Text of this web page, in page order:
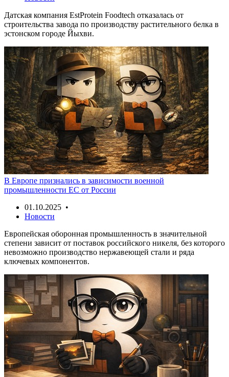
Датская компания EstProtein Foodtech отказалась от
строительства завода по производству растительного белка в
эстонском городе Йыхви.
В Европе признались в зависимости военной
промышленности ЕС от России
01.10.2025 •
Новости
Европейская оборонная промышленность в значительной
степени зависит от поставок российского никеля, без которого
невозможно производство нержавеющей стали и ряда
ключевых компонентов.